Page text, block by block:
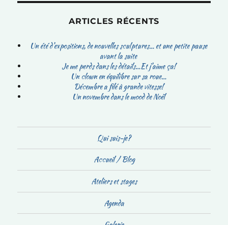
ARTICLES RÉCENTS
Un été d’expositions, de nouvelles sculptures… et une petite pause
avant la suite
Je me perds dans les détails…Et j’aime ça!
Un clown en équilibre sur sa roue…
Décembre a filé à grande vitesse!
Un novembre dans le mood de Noël
Qui suis-je?
Accueil / Blog
Ateliers et stages
Agenda